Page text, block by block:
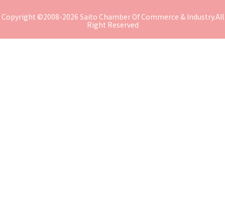
Copyright ©2008-2026 Saito Chamber Of Commerce & Industry.All
Right Reserved